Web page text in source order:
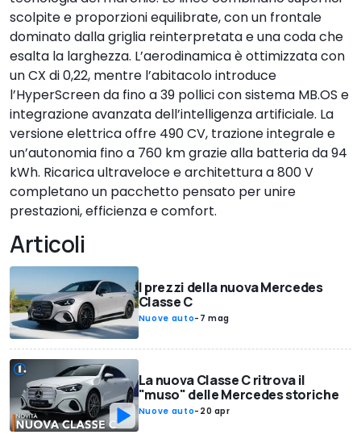
scolpite e proporzioni equilibrate, con un frontale
dominato dalla griglia reinterpretata e una coda che
esalta la larghezza. L’aerodinamica è ottimizzata con
un CX di 0,22, mentre l’abitacolo introduce
l’HyperScreen da fino a 39 pollici con sistema MB.OS e
integrazione avanzata dell’intelligenza artificiale. La
versione elettrica offre 490 CV, trazione integrale e
un’autonomia fino a 760 km grazie alla batteria da 94
kWh. Ricarica ultraveloce e architettura a 800 V
completano un pacchetto pensato per unire
prestazioni, efficienza e comfort.
Articoli
I prezzi della nuova Mercedes
Classe C
Nuove auto- 7 mag
La nuova Classe C ritrova il
"muso" delle Mercedes storiche
Nuove auto- 20 apr